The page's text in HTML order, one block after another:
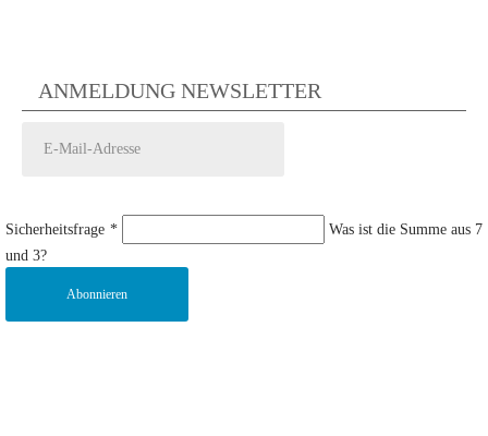
ANMELDUNG NEWSLETTER
Sicherheitsfrage *
Was ist die Summe aus 7
und 3?
Abonnieren